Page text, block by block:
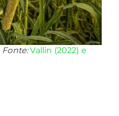
Fonte:Vallin (2022) e